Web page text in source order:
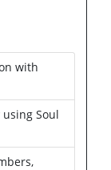
with
Soul